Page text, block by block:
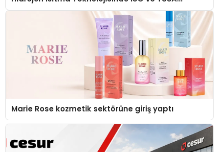
Düzenleyici Onaylarını Aldı
Marie Rose kozmetik sektörüne giriş yaptı